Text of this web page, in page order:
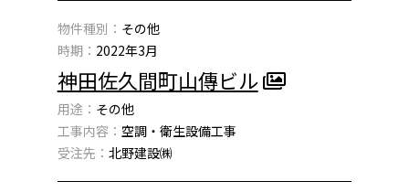
物件種別： その他
時期： 2022年3月
神田佐久間町山傳ビル
用途： その他
工事内容： 空調・衛生設備工事
受注先： 北野建設㈱